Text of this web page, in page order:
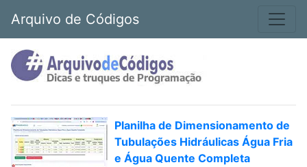
Arquivo de Códigos
Planilha de Dimensionamento de
Tubulações Hidráulicas Água Fria
e Água Quente Completa